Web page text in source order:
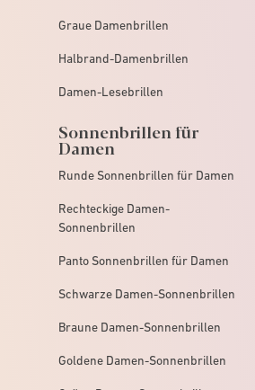
Graue Damenbrillen
Halbrand-Damenbrillen
Damen-Lesebrillen
Sonnenbrillen für
Damen
Runde Sonnenbrillen für Damen
Rechteckige Damen-
Sonnenbrillen
Panto Sonnenbrillen für Damen
Schwarze Damen-Sonnenbrillen
Braune Damen-Sonnenbrillen
Goldene Damen-Sonnenbrillen